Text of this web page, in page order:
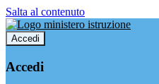
Salta al contenuto
Accedi
Accedi